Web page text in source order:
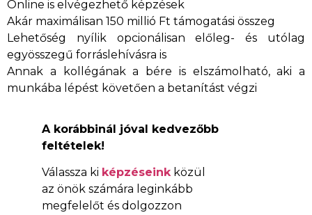
Online is elvégezhető képzések
Akár maximálisan 150 millió Ft támogatási összeg
Lehetőség nyílik opcionálisan előleg- és utólag
egyösszegű forráslehívásra is
Annak a kollégának a bére is elszámolható, aki a
munkába lépést követően a betanítást végzi
A korábbinál jóval kedvezőbb
feltételek!
Válassza ki képzéseink közül
az önök számára leginkább
megfelelőt és dolgozzon